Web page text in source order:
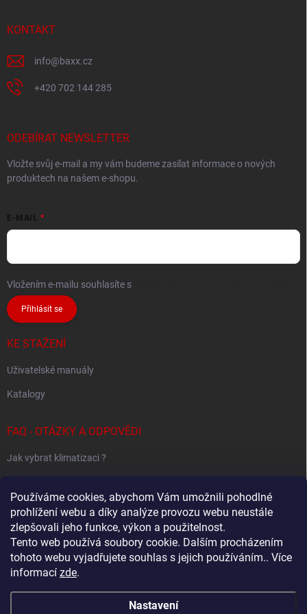
Používáme cookies, abychom Vám umožnili pohodlné
prohlížení webu a díky analýze provozu webu neustále
zlepšovali jeho funkce, výkon a použitelnost.
Tento web používá soubory cookie. Dalším procházením
tohoto webu vyjadřujete souhlas s jejich používáním.. Více
informací zde.
Nastavení
KONTAKT
info@baxx.cz
+420 702 144 285
ODEBÍRAT NEWSLETTER
Vložte svůj e-mail a my vám budeme zasílat informace o nových
produktech na našem e-shopu.
E-MAIL
Vložením e-mailu souhlasíte s
Přihlásit se
KE STAŽENÍ
Uživatelské manuály
Katalogy
FAQ - OTÁZKY A ODPOVĚDI
Jak vybrat klimatizaci ?
Jak určit potřebný výkon klimatizace ?
Sestavování Multi-Split systémů
Samsung - Wind Free klimatizace - specialovaný web